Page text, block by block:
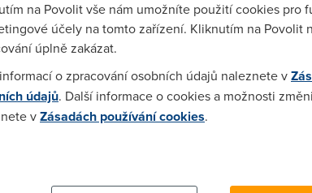
Eriksson, technický ředitel společnosti Ericsson.
k eliminaci přeslechů ve vedení, umožňuje
technologie VDSL2, která byla dodnes s to
rychlostí 100 Mbit/s do vzdálenosti 300 metrů, se
z dalšího měděného páru v tomtéž svazku kabelů.
v měděných vedeních a spojování více linek se
a dosah rychlých služeb. V důsledku to znamená,
kteří se mohou ke skutečně
na Povolit vše nám umožníte použití cookies pro
účely na tomto zařízení. Kliknutím na Povolit
úplně zakázat.
o zpracování osobních údajů naleznete v
údajů. Další informace o cookies a možnosti
vZásadách používání cookies.